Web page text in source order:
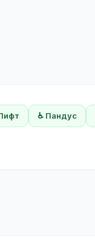
♿ Пандус